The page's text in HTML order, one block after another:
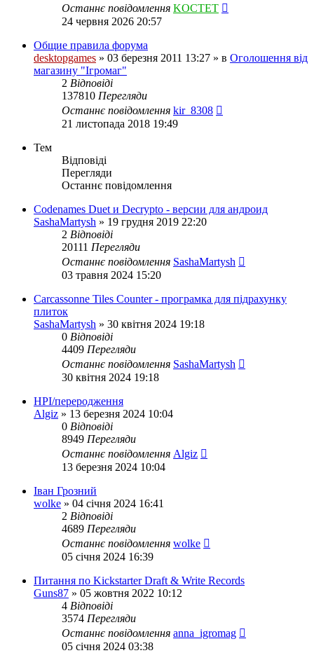
Останнє повідомлення KOCTET
24 червня 2026 20:57
Общие правила форума
desktopgames » 03 березня 2011 13:27 » в Оголошення від
магазину "Ігромаг"
2 Відповіді
137810 Перегляди
Останнє повідомлення kir_8308
21 листопада 2018 19:49
Тем
Відповіді
Перегляди
Останнє повідомлення
Codenames Duet и Decrypto - версии для андроид
SashaMartysh » 19 грудня 2019 22:20
2 Відповіді
20111 Перегляди
Останнє повідомлення SashaMartysh
03 травня 2024 15:20
Carcassonne Tiles Counter - програмка для підрахунку
плиток
SashaMartysh » 30 квітня 2024 19:18
0 Відповіді
4409 Перегляди
Останнє повідомлення SashaMartysh
30 квітня 2024 19:18
НРІ/переродження
Algiz » 13 березня 2024 10:04
0 Відповіді
8949 Перегляди
Останнє повідомлення Algiz
13 березня 2024 10:04
Іван Грозний
wolke » 04 січня 2024 16:41
2 Відповіді
4689 Перегляди
Останнє повідомлення wolke
05 січня 2024 16:39
Питання по Kickstarter Draft & Write Records
Guns87 » 05 жовтня 2022 10:12
4 Відповіді
3574 Перегляди
Останнє повідомлення anna_igromag
05 січня 2024 03:38